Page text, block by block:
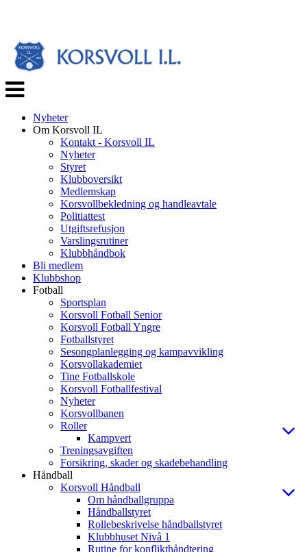
Veksle
navigasjon
Nyheter
Om Korsvoll IL
Kontakt - Korsvoll IL
Nyheter
Styret
Klubboversikt
Medlemskap
Korsvollbekledning og handleavtale
Politiattest
Utgiftsrefusjon
Varslingsrutiner
Klubbhåndbok
Bli medlem
Klubbshop
Fotball
Sportsplan
Korsvoll Fotball Senior
Korsvoll Fotball Yngre
Fotballstyret
Sesongplanlegging og kampavvikling
Korsvollakademiet
Tine Fotballskole
Korsvoll Fotballfestival
Nyheter
Korsvollbanen
Roller
Kampvert
Treningsavgiften
Forsikring, skader og skadebehandling
Håndball
Korsvoll Håndball
Om håndballgruppa
Håndballstyret
Rollebeskrivelse håndballstyret
Klubbhuset Nivå 1
Rutine for konflikthåndtering